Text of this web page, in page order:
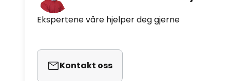
Ekspertene våre hjelper deg gjerne
Kontakt oss